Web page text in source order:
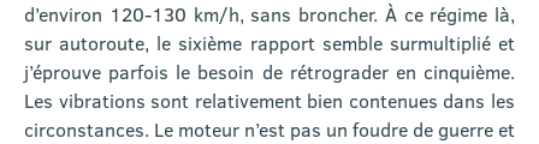
d’environ 120-130 km/h, sans broncher. À ce régime là,
sur autoroute, le sixième rapport semble surmultiplié et
j’éprouve parfois le besoin de rétrograder en cinquième.
Les vibrations sont relativement bien contenues dans les
circonstances. Le moteur n’est pas un foudre de guerre et